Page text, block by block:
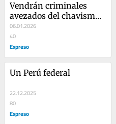
Vendrán criminales
avezados del chavismo
al Perú
06.01.2026
40
Expreso
Un Perú federal
22.12.2025
80
Expreso